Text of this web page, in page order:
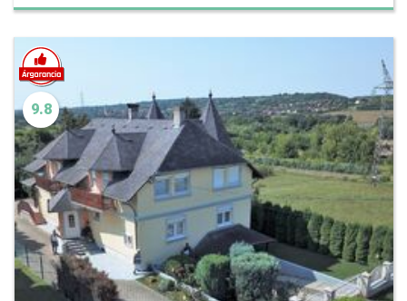
9.8